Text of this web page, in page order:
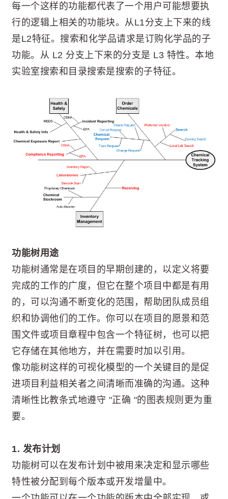
每一个这样的功能都代表了一个用户可能想要执
行的逻辑上相关的功能块。从L1分支上下来的线
是L2特征。搜索和化学品请求是订购化学品的子
功能。从 L2 分支上下来的分支是 L3 特性。本地
实验室搜索和目录搜索是搜索的子特征。
功能树用途
功能树通常是在项目的早期创建的，以定义将要
完成的工作的广度，但它在整个项目中都是有用
的，可以沟通不断变化的范围，帮助团队成员组
织和协调他们的工作。你可以在项目的愿景和范
围文件或项目章程中包含一个特征树，也可以把
它存储在其他地方，并在需要时加以引用。
像功能树这样的可视化模型的一个关键目的是促
进项目利益相关者之间清晰而准确的沟通。这种
清晰性比教条式地遵守 "正确 "的图表规则更为重
要。
1. 发布计划
功能树可以在发布计划中被用来决定和显示哪些
特性被分配到每个版本或开发增量中。